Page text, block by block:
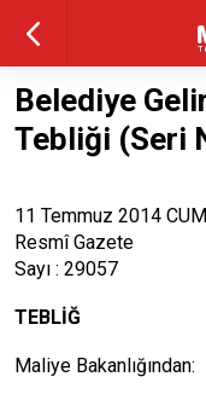
Belediye
Tebliği (Seri
11 Temmuz 2014
Resmî Gazete
Sayı : 29057
TEBLİĞ
Maliye Bakanlığından: